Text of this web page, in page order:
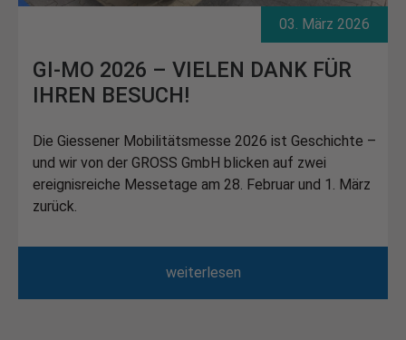
03. März 2026
GI-MO 2026 – VIELEN DANK FÜR
IHREN BESUCH!
Die Giessener Mobilitätsmesse 2026 ist Geschichte –
und wir von der GROSS GmbH blicken auf zwei
ereignisreiche Messetage am 28. Februar und 1. März
zurück.
weiterlesen